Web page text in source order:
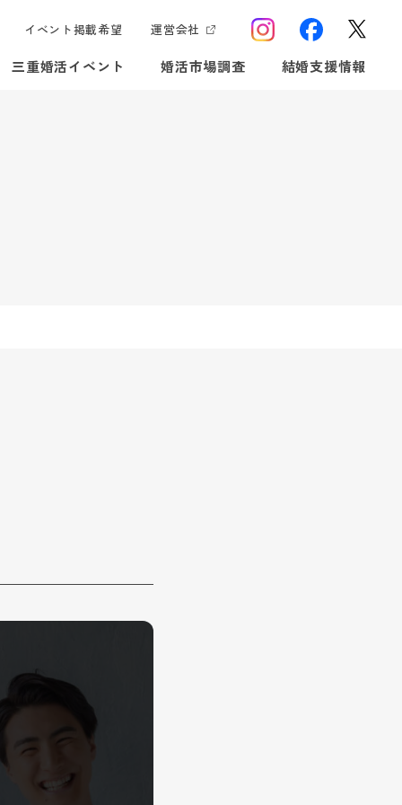
イベント掲載希望 運営会社
三重婚活イベント 婚活市場調査 結婚支援情報